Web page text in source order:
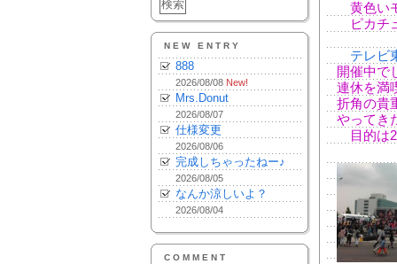
NEW ENTRY
888
2026/08/08 New!
Mrs.Donut
2026/08/07
仕様変更
2026/08/06
完成しちゃったねー♪
2026/08/05
なんか涼しいよ？
2026/08/04
COMMENT
黄色い
ピカチ
テレビ
開催中で
連休を満
折角の貴
やってき
目的は2